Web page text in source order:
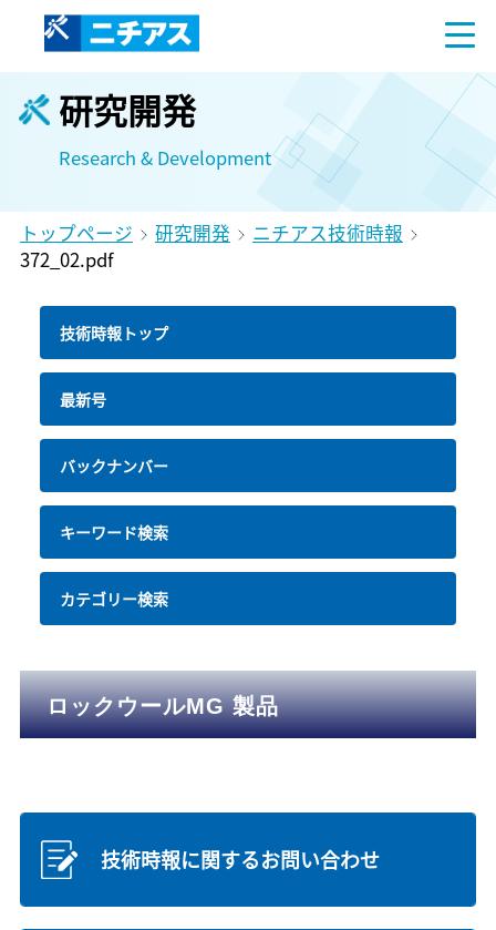
研究開発
Research & Development
トップページ 研究開発
ニチアス技術時報
372_02.pdf
技術時報トップ
最新号
バックナンバー
キーワード検索
カテゴリー検索
ロックウールMG 製品
技術時報に関するお問い合わせ